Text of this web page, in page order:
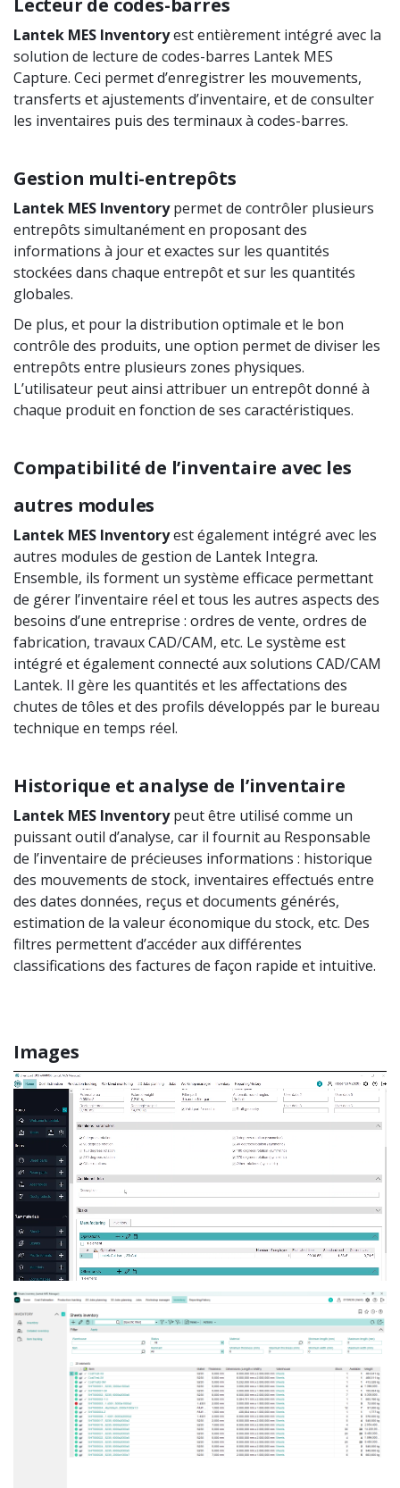
Lecteur de codes-barres
Lantek MES Inventoryest entièrement intégré avec la
solution de lecture de codes-barres Lantek MES
Capture. Ceci permet d’enregistrer les mouvements,
transferts et ajustements d’inventaire, et de consulter
les inventaires puis des terminaux à codes-barres.
Gestion multi-entrepôts
Lantek MES Inventorypermet de contrôler plusieurs
entrepôts simultanément en proposant des
informations à jour et exactes sur les quantités
stockées dans chaque entrepôt et sur les quantités
globales.
De plus, et pour la distribution optimale et le bon
contrôle des produits, une option permet de diviser les
entrepôts entre plusieurs zones physiques.
L’utilisateur peut ainsi attribuer un entrepôt donné à
chaque produit en fonction de ses caractéristiques.
Compatibilité de l’inventaire avec les
autres modules
Lantek MES Inventoryest également intégré avec les
autres modules de gestion de Lantek Integra.
Ensemble, ils forment un système efficace permettant
de gérer l’inventaire réel et tous les autres aspects des
besoins d’une entreprise : ordres de vente, ordres de
fabrication, travaux CAD/CAM, etc. Le système est
intégré et également connecté aux solutions CAD/CAM
Lantek. Il gère les quantités et les affectations des
chutes de tôles et des profils développés par le bureau
technique en temps réel.
Historique et analyse de l’inventaire
Lantek MES Inventorypeut être utilisé comme un
puissant outil d’analyse, car il fournit au Responsable
de l’inventaire de précieuses informations : historique
des mouvements de stock, inventaires effectués entre
des dates données, reçus et documents générés,
estimation de la valeur économique du stock, etc. Des
filtres permettent d’accéder aux différentes
classifications des factures de façon rapide et intuitive.
Images